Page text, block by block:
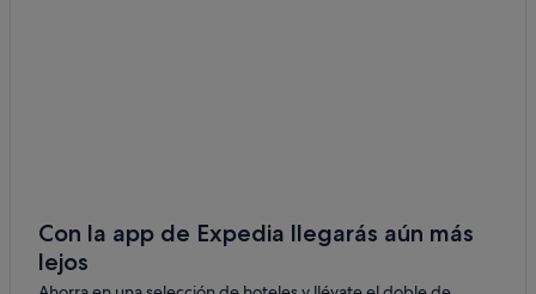
Con la app de Expedia llegarás aún más
lejos